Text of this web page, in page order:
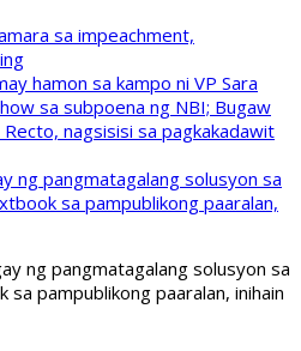
sa impeachment,
hamon sa kampo ni VP Sara
sa subpoena ng NBI; Bugaw
Recto, nagsisisi sa pagkakadawit
ng pangmatagalang solusyon sa
sa pampublikong paaralan,
ng pangmatagalang solusyon sa
pampublikong paaralan, inihain